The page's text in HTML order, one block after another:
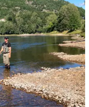
dør før de
og
på